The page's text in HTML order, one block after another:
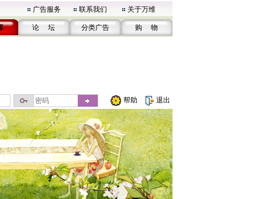
广告服务 联系我们 关于万维
论 坛 分类广告 购 物
帮助 退出